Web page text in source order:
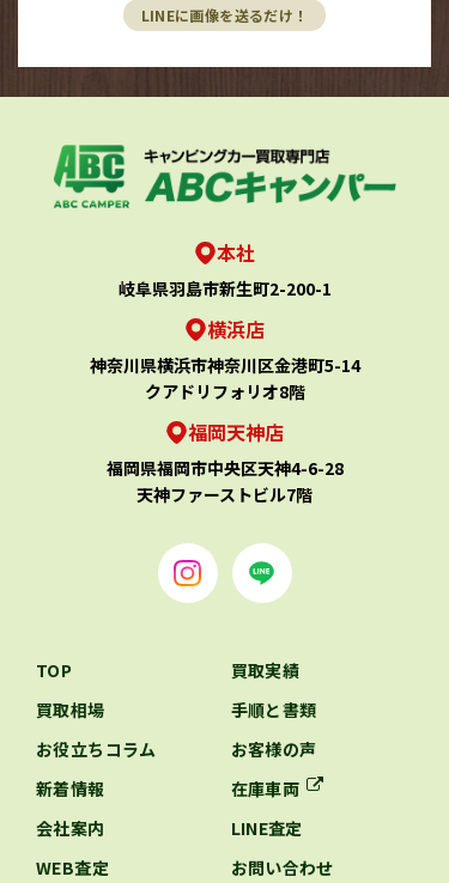
LINEに画像を送るだけ！
本社
岐阜県羽島市新生町2-200-1
横浜店
神奈川県横浜市神奈川区金港町5-14
クアドリフォリオ8階
福岡天神店
福岡県福岡市中央区天神4-6-28
天神ファーストビル7階
TOP
買取実績
買取相場
手順と書類
お役立ちコラム
お客様の声
新着情報
在庫車両
会社案内
LINE査定
WEB査定
お問い合わせ